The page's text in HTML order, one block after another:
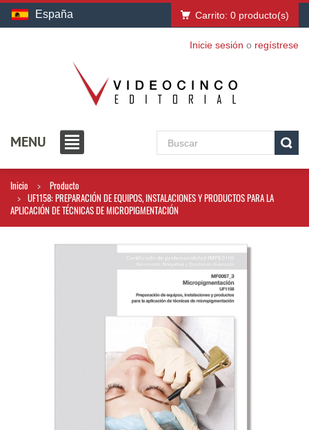
España Carrito: 0 producto(s)
Inicie sesión o regístrese
MENU
Inicio
Producto
UF1158: PREPARACIÓN DE EQUIPOS, INSTALACIONES Y PRODUCTOS PARA LA
APLICACIÓN DE TÉCNICAS DE MICROPIGMENTACIÓN